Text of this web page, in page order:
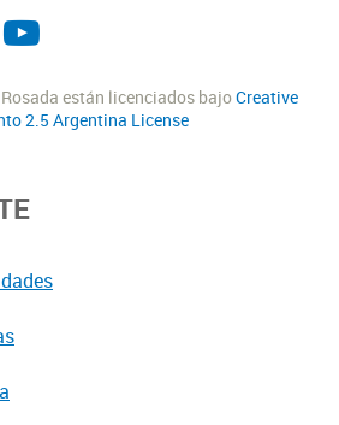
están licenciados bajoCreative
2.5 Argentina License